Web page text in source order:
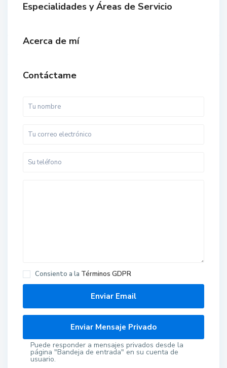
Especialidades y Áreas de Servicio
Acerca de mí
Contáctame
Consiento a la Términos GDPR
Puede responder a mensajes privados desde la
página "Bandeja de entrada" en su cuenta de
usuario.